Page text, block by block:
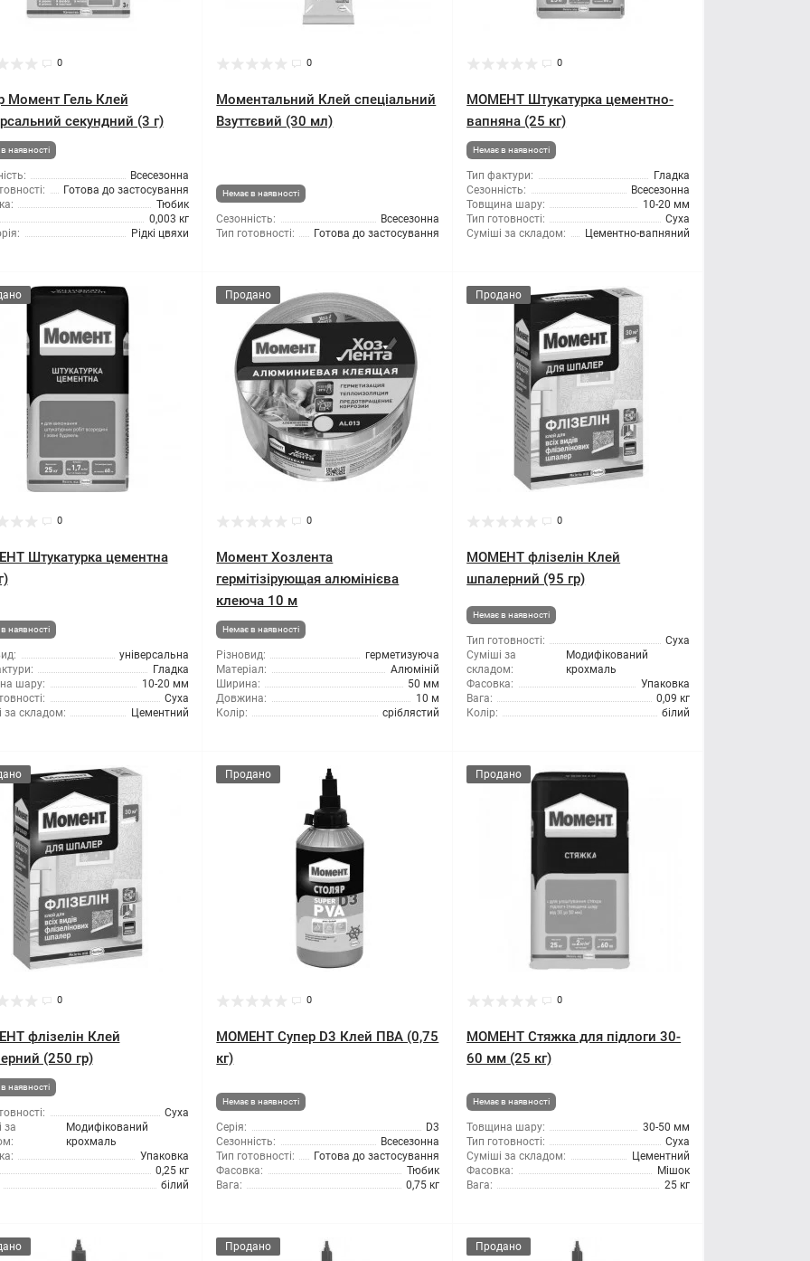
0
Момент Гель Клей
секундний (3 г)
наявності
Всесезонна
Готова до застосування
Тюбик
0,003 кг
Рідкі цвяхи
0
Моментальний Клей спеціальний
Взуттєвий (30 мл)
Немає в наявності
Сезонність:
Всесезонна
Тип готовності:
Готова до застосування
0
МОМЕНТ Штукатурка цементно-
вапняна (25 кг)
Немає в наявності
Тип фактури:
Гладка
Сезонність:
Всесезонна
Товщина шару:
10-20 мм
Тип готовності:
Суха
Суміші за складом:
Цементно-вапняний
0
Штукатурка цементна
наявності
універсальна
Гладка
шару:
10-20 мм
Суха
за складом:
Цементний
Продано
0
Момент Хозлента
гермітізірующая алюмінієва
клеюча 10 м
Немає в наявності
Різновид:
герметизуюча
Матеріал:
Алюміній
Ширина:
50 мм
Довжина:
10 м
Колір:
сріблястий
Продано
0
МОМЕНТ флізелін Клей
шпалерний (95 гр)
Немає в наявності
Тип готовності:
Суха
Суміші за
складом:
Модифікований
крохмаль
Фасовка:
Упаковка
Вага:
0,09 кг
Колір:
білий
0
флізелін Клей
(250 гр)
наявності
Суха
за
Модифікований
крохмаль
Упаковка
0,25 кг
білий
Продано
0
МОМЕНТ Супер D3 Клей ПВА (0,75
кг)
Немає в наявності
Серія:
D3
Сезонність:
Всесезонна
Тип готовності:
Готова до застосування
Фасовка:
Тюбик
Вага:
0,75 кг
Продано
0
МОМЕНТ Стяжка для підлоги 30-
60 мм (25 кг)
Немає в наявності
Товщина шару:
30-50 мм
Тип готовності:
Суха
Суміші за складом:
Цементний
Фасовка:
Мішок
Вага:
25 кг
Продано Продано